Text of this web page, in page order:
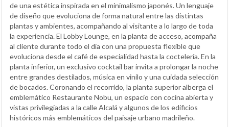
de una estética inspirada en el minimalismo japonés. Un lenguaje
de diseño que evoluciona de forma natural entre las distintas
plantas y ambientes, acompañando al visitante a lo largo de toda
la experiencia. El Lobby Lounge, en la planta de acceso, acompaña
al cliente durante todo el día con una propuesta flexible que
evoluciona desde el café de especialidad hasta la coctelería. En la
planta inferior, un exclusivo cocktail bar invita a prolongar la noche
entre grandes destilados, música en vinilo y una cuidada selección
de bocados. Coronando el recorrido, la planta superior alberga el
emblemático Restaurante Nobu, un espacio con cocina abierta y
vistas privilegiadas a la calle Alcalá y algunos de los edificios
históricos más emblemáticos del paisaje urbano madrileño.